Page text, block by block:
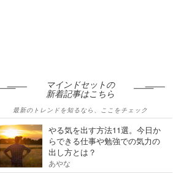
マインドセットの
新着記事はこちら
最新のトレンドを知るなら、ここをチェック
やる気を出す方法11選。今日か
らできる仕事や勉強での気力の
出し方とは？
あやな